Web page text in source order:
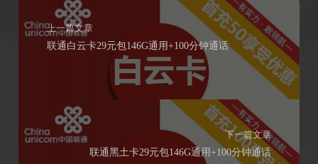
上一篇文章
联通白云卡29元包146G通用+100分钟通话
下一篇文章
联通黑土卡29元包146G通用+100分钟通话